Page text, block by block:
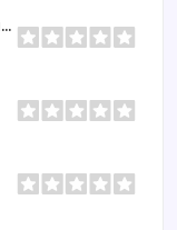
apohealth - Gesundheit aus der Apotheke